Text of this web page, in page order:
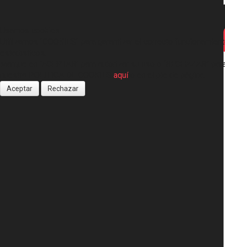
Utilizamos "COOKIES" para garantizar el correcto
Marque en "ACEPTAR" para autorizar su uso o
aquío en el pie de página.
Aceptar Rechazar